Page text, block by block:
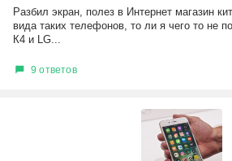
Разбил экран, полез в Интернет магазин
вида таких телефонов, то ли я чего то не
К4 и LG...
9 ответов